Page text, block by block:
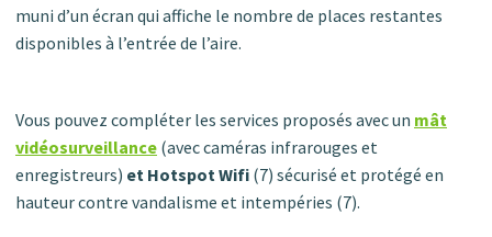
muni d’un écran qui affiche le nombre de places restantes
disponibles à l’entrée de l’aire.
Vous pouvez compléter les services proposés avec un mât
vidéosurveillance (avec caméras infrarouges et
enregistreurs) et Hotspot Wifi (7) sécurisé et protégé en
hauteur contre vandalisme et intempéries (7).